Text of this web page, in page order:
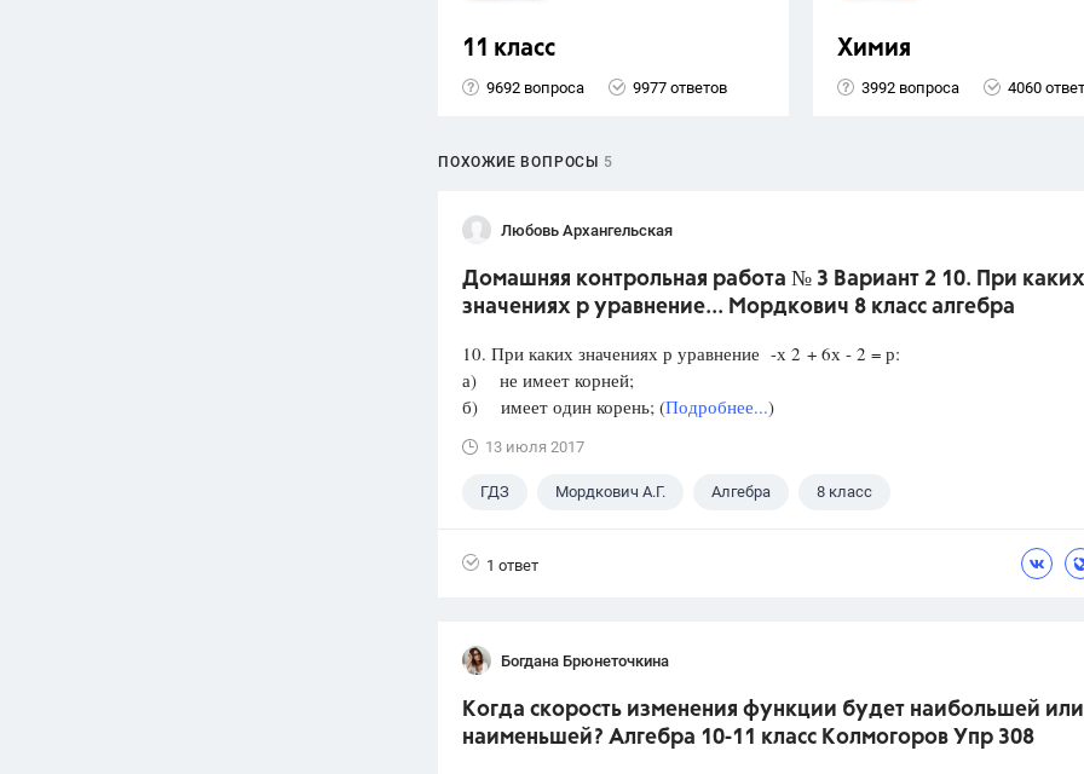
11 класс
9692 вопроса 9977 ответов
Химия
3992 вопроса 4060
ПОХОЖИЕ ВОПРОСЫ 5
Любовь Архангельская
Домашняя контрольная работа № 3 Вариант 2 10. При каких
значениях р уравнение... Мордкович 8 класс алгебра
10. При каких значениях р уравнение -х 2 + 6х - 2 = р:
а) не имеет корней;
б) имеет один корень; (Подробнее...)
13 июля 2017
ГДЗ Мордкович А.Г. Алгебра 8 класс
1 ответ
Богдана Брюнеточкина
Когда скорость изменения функции будет наибольшей или
наименьшей? Алгебра 10-11 класс Колмогоров Упр 308